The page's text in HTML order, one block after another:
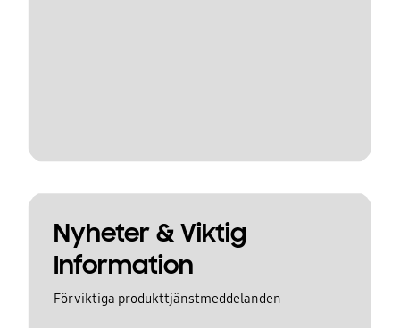
Nyheter & Viktig
Information
För viktiga produkttjänstmeddelanden